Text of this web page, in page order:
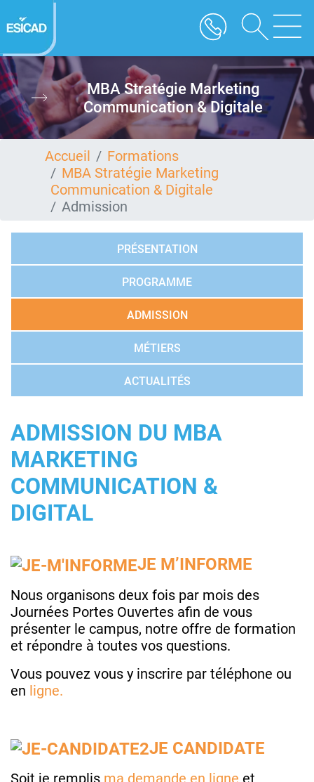
au
contenu
MBA Stratégie Marketing
Communication & Digitale
Accueil
Formations
MBA Stratégie Marketing
Communication & Digitale
Admission
PRÉSENTATION
PROGRAMME
ADMISSION
MÉTIERS
ACTUALITÉS
ADMISSION DU MBA
MARKETING
COMMUNICATION &
DIGITAL
JE M’INFORME
Nous organisons deux fois par mois des
Journées Portes Ouvertes afin de vous
présenter le campus, notre offre de formation
et répondre à toutes vos questions.
Vous pouvez vous y inscrire par téléphone ou
en ligne.
JE CANDIDATE